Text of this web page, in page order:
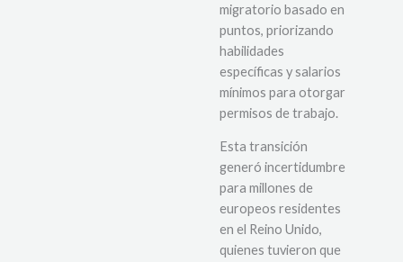
migratorio basado en
puntos, priorizando
habilidades
específicas y salarios
mínimos para otorgar
permisos de trabajo.
Esta transición
generó incertidumbre
para millones de
europeos residentes
en el Reino Unido,
quienes tuvieron que